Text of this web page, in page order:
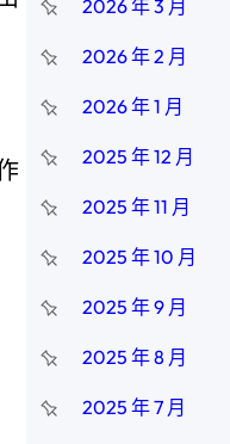
2026 年 3 月
2026 年 2 月
2026 年 1 月
2025 年 12 月
2025 年 11 月
2025 年 10 月
2025 年 9 月
2025 年 8 月
2025 年 7 月